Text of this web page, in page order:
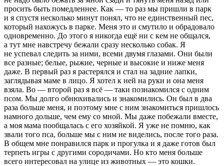
просить быть помедленнее. Как — то раз мы пришли в парк
и я спустя несколько минут понял, что не единственный пес,
который нахожусь в парке. Меня это и смутило и обрадовало
одновременно. До этого я никогда ещё ни с кем не общался,
а тут мне навстречу бежали сразу несколько собак. Я
не успевал следить за ними, всеми двумя глазами. Они были
все разные; белые, рыжие, черные и высокие и ниже меня
даже. В первый раз я растерялся и стал на задние лапки,
заглядывая маме в лицо. Я хотел к ней на руки и она меня
взяла. Во — второй раз я всё — таки познакомился с одним
псом. Мы долго обнюхивались и знакомились. Он был в два
раза больше меня, и поэтому мне с ним знакомиться пришлось
намного дольше, чем ему со мной. Мы даже побежали вместе,
а моя мама пообщалась с его хозяйкой. Я уже не помню, как
звали того пса, больше мы с ним не виделись, после того раза.
В общем мне понравился парк и прогулка и я даже готов был
терпеть игры с другими сородичами. Но кто меня больше
всего интересовал на улице из животных — это кошки.